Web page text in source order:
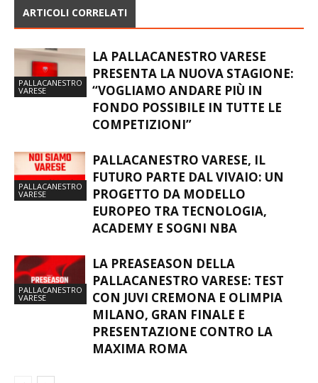
ARTICOLI CORRELATI
PALLACANESTRO
VARESE
LA PALLACANESTRO VARESE
PRESENTA LA NUOVA STAGIONE:
“VOGLIAMO ANDARE PIÙ IN
FONDO POSSIBILE IN TUTTE LE
COMPETIZIONI”
PALLACANESTRO
VARESE
PALLACANESTRO VARESE, IL
FUTURO PARTE DAL VIVAIO: UN
PROGETTO DA MODELLO
EUROPEO TRA TECNOLOGIA,
ACADEMY E SOGNI NBA
PALLACANESTRO
VARESE
LA PREASEASON DELLA
PALLACANESTRO VARESE: TEST
CON JUVI CREMONA E OLIMPIA
MILANO, GRAN FINALE E
PRESENTAZIONE CONTRO LA
MAXIMA ROMA